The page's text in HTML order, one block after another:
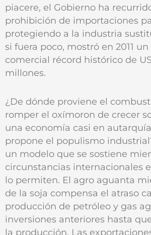
piacere, el Gobierno ha
prohibición de importaciones
protegiendo a la industria
si fuera poco, mostró en 2011
comercial récord histórico de
millones.
¿De dónde proviene el
romper el oxímoron de crecer
una economía casi en
propone el populismo
un modelo que se sostiene
circunstancias internacionales
lo permiten. El agro aguanta
de la soja compensa el atraso
producción de petróleo y gas
inversiones anteriores hasta
la producción. Las